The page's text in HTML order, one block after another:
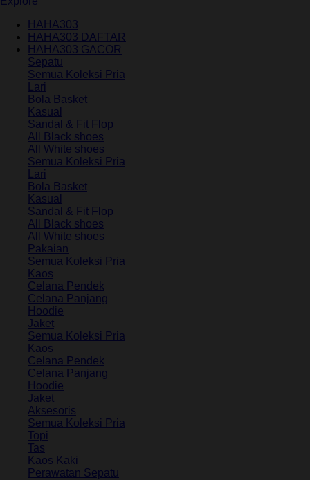
HAHA303
HAHA303 DAFTAR
HAHA303 GACOR
Sepatu
Semua Koleksi Pria
Lari
Bola Basket
Kasual
Sandal & Fit Flop
All Black shoes
All White shoes
Semua Koleksi Pria
Lari
Bola Basket
Kasual
Sandal & Fit Flop
All Black shoes
All White shoes
Pakaian
Semua Koleksi Pria
Kaos
Celana Pendek
Celana Panjang
Hoodie
Jaket
Semua Koleksi Pria
Kaos
Celana Pendek
Celana Panjang
Hoodie
Jaket
Aksesoris
Semua Koleksi Pria
Topi
Tas
Kaos Kaki
Perawatan Sepatu